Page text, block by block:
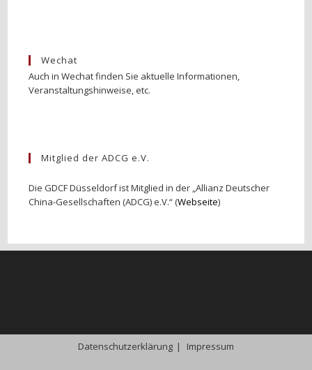
Wechat
Auch in Wechat finden Sie aktuelle Informationen,
Veranstaltungshinweise, etc.
Mitglied der ADCG e.V.
Die GDCF Düsseldorf ist Mitglied in der „Allianz Deutscher
China-Gesellschaften (ADCG) e.V.“ (Webseite)
Datenschutzerklärung Impressum